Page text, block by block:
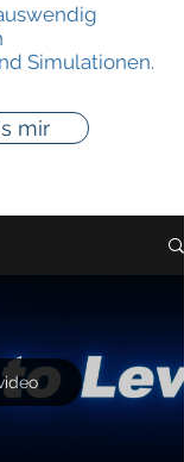
Simulationen.
mir